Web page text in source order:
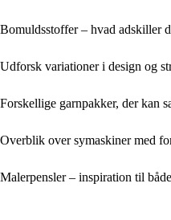
Bomuldsstoffer – hvad adskiller
Udforsk variationer i design og
Forskellige garnpakker, der kan
Overblik over symaskiner med
Malerpensler – inspiration til